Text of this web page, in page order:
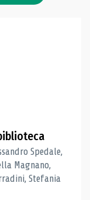
Spedale,
Magnano,
Stefania